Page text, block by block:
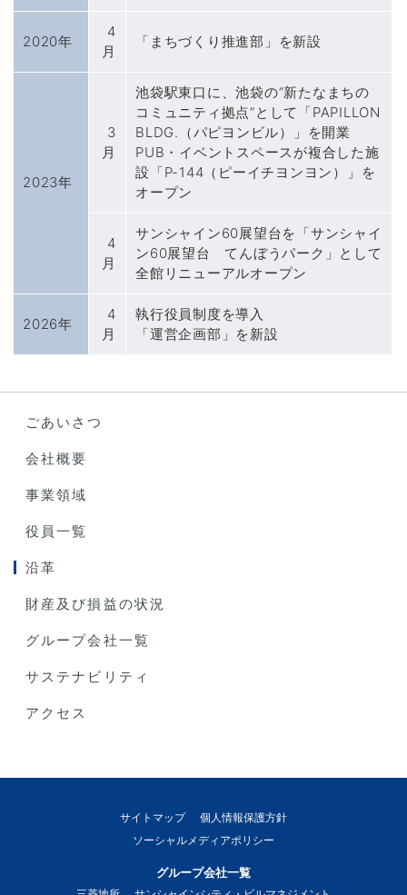
2020年
4
月
「まちづくり推進部」を新設
2023年
3
月
池袋駅東口に、池袋の”新たなまちの
コミュニティ拠点”として「PAPILLON
BLDG.（パピヨンビル）」を開業
PUB・イベントスペースが複合した施
設「P-144（ピーイチヨンヨン）」を
オープン
4
月
サンシャイン60展望台を「サンシャイ
ン60展望台 てんぼうパーク」として
全館リニューアルオープン
2026年
4
月
執行役員制度を導入
「運営企画部」を新設
ごあいさつ
会社概要
事業領域
役員一覧
沿革
財産及び損益の状況
グループ会社一覧
サステナビリティ
アクセス
サイトマップ
個人情報保護方針
ソーシャルメディアポリシー
グループ会社一覧